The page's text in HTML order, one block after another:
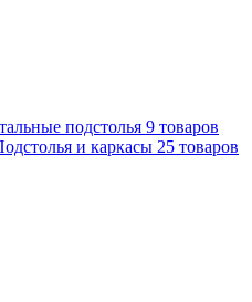
подстолья 9 товаров
и каркасы 25 товаров